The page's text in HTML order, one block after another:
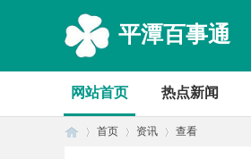
平潭百事通
网站首页 热点新闻
首页 资讯 查看